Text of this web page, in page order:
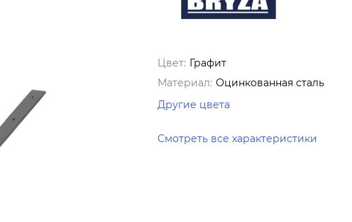
Цвет: Графит
Материал: Оцинкованная сталь
Другие цвета
Смотреть все характеристики